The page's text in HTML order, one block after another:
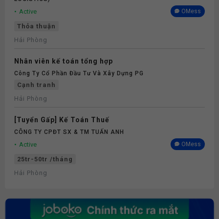
Active OMess
Thỏa thuận
Hải Phòng
Nhân viên kế toán tổng hợp
Công Ty Cổ Phần Đầu Tư Và Xây Dựng PG
Cạnh tranh
Hải Phòng
[Tuyển Gấp] Kế Toán Thuế
CÔNG TY CPĐT SX & TM TUẤN ANH
Active OMess
25tr-50tr /tháng
Hải Phòng